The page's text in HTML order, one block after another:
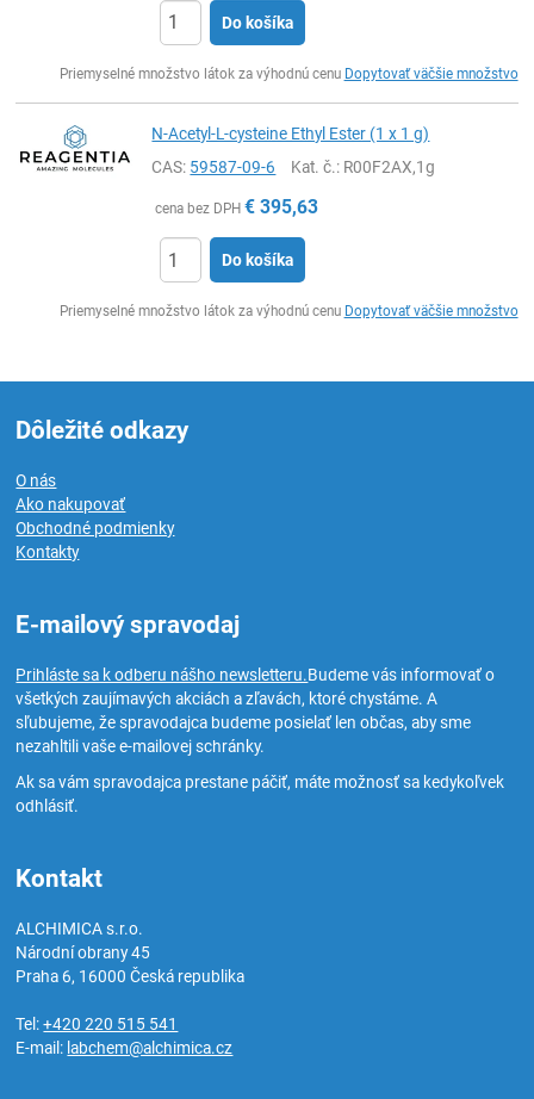
Do košíka
Priemyselné množstvo látok za výhodnú cenu Dopytovať väčšie množstvo
N-Acetyl-L-cysteine Ethyl Ester (1 x 1 g)
CAS: 59587-09-6 Kat. č.: R00F2AX,1g
cena bez DPH € 395,63
Do košíka
Priemyselné množstvo látok za výhodnú cenu Dopytovať väčšie množstvo
Dôležité odkazy
O nás
Ako nakupovať
Obchodné podmienky
Kontakty
E-mailový spravodaj
Prihláste sa k odberu nášho newsletteru.Budeme vás informovať o
všetkých zaujímavých akciách a zľavách, ktoré chystáme. A
sľubujeme, že spravodajca budeme posielať len občas, aby sme
nezahltili vaše e-mailovej schránky.
Ak sa vám spravodajca prestane páčiť, máte možnosť sa kedykoľvek
odhlásiť.
Kontakt
ALCHIMICA s.r.o.
Národní obrany 45
Praha 6, 16000Česká republika
Tel:+420 220 515 541
E-mail: labchem@alchimica.cz